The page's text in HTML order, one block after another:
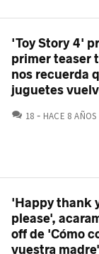
'Toy Story 4'
primer teaser
nos recuerda
juguetes
18 COMENTARIOS
HACE 8 AÑOS
'Happy thank
please',
off de 'Cómo
vuestra madre'